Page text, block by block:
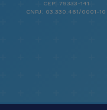
CEP: 79333-141
CNPJ: 03.330.461/0001-10